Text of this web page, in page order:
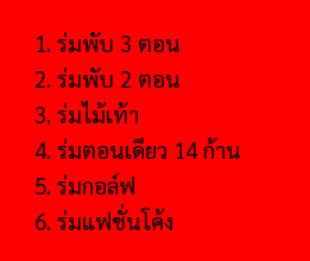
ร่มพับ 3 ตอน
ร่มพับ 2 ตอน
ร่มไม้เท้า
ร่มตอนเดียว 14 ก้าน
ร่มกอล์ฟ
ร่มแฟชั่นโค้ง